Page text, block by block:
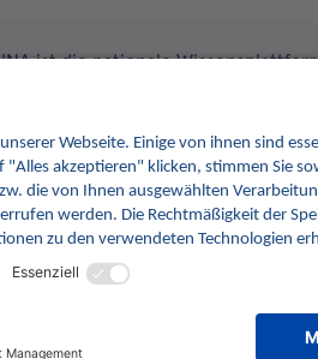
INA ist die nationale